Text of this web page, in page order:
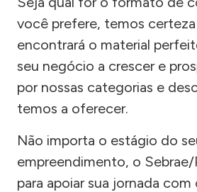
você prefere, temos
encontrará o material
seu negócio a crescer e
por nossas categorias e
temos a oferecer.
Não importa o estágio do
empreendimento, o Sebrae/
para apoiar sua jornada